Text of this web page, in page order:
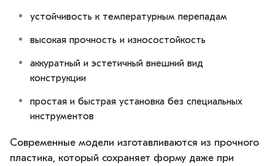
устойчивость к температурным перепадам
высокая прочность и износостойкость
аккуратный и эстетичный внешний вид
конструкции
простая и быстрая установка без специальных
инструментов
Современные модели изготавливаются из прочного
пластика, который сохраняет форму даже при